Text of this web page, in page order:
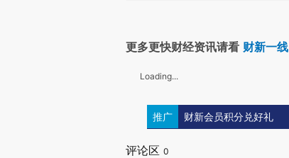
更多更快财经资讯请看 财新一线
Loading...
推广 财新会员积分兑好礼
评论区 0